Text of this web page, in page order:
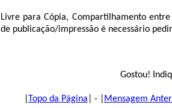
Livre para Cópia, Compartilhamento
de publicação/impressão é necessário
Gostou!
Topo da Página | - | Mensagem